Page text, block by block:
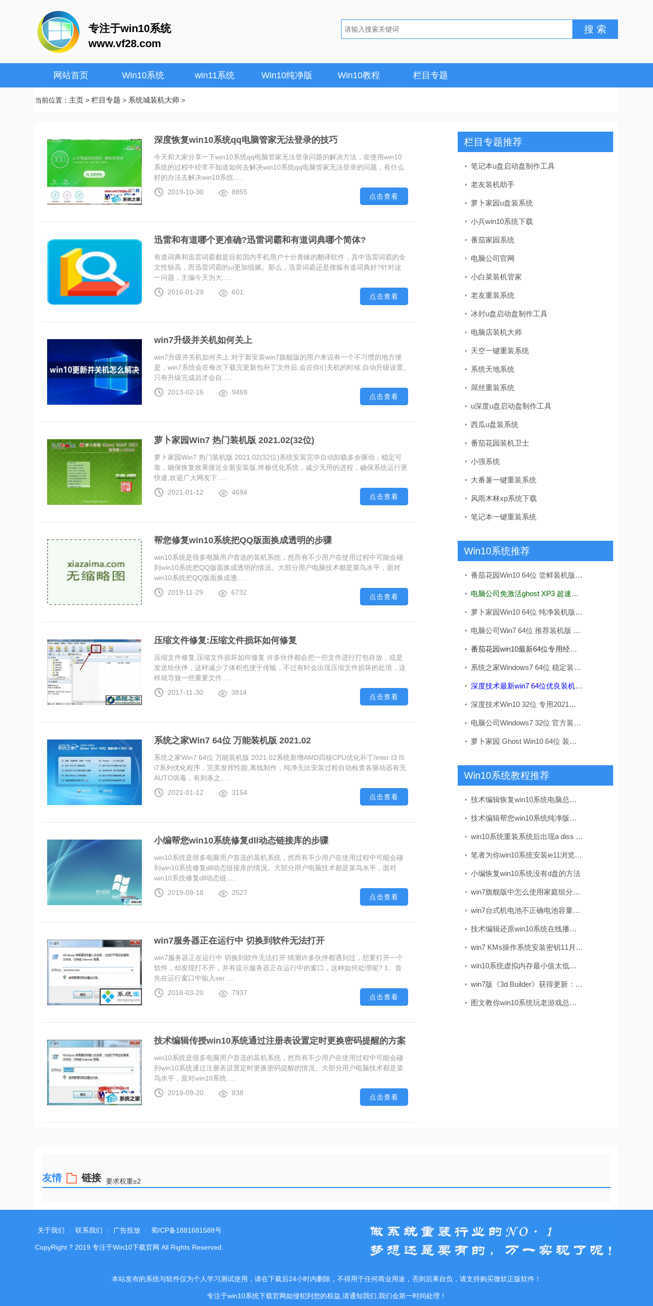
专注于win10系统
www.vf28.com
网站首页 Win10系统 win11系统 Win10纯净版 Win10教程 栏目专题
当前位置： 主页 > 栏目专题 > 系统城装机大师 >
深度恢复win10系统qq电脑管家无法登录的技巧
今天和大家分享一下win10系统qq电脑管家无法登录问题的解决方法，在使用win10
系统的过程中经常不知道如何去解决win10系统qq电脑管家无法登录的问题，有什么
好的办法去解决win10系统.....
2019-10-30
8855
点击查看
迅雷和有道哪个更准确?迅雷词霸和有道词典哪个简体?
有道词典和迅雷词霸都是目前国内手机用户十分青睐的翻译软件，其中迅雷词霸的全
文性较高，而迅雷词霸的ui更加细腻。那么，迅雷词霸还是搜狐有道词典好?针对这
一问题，主编今天为大.....
2016-01-29
601
点击查看
win7升级并关机如何关上
win7升级并关机如何关上 对于新安装win7旗舰版的用户来说有一个不习惯的地方便
是，win7系统会在每次下载完更新包补丁文件后,会在你们关机的时候,自动升级设置,
只有升级完成后才会自.....
2013-02-16
9469
点击查看
萝卜家园Win7 热门装机版 2021.02(32位)
萝卜家园Win7 热门装机版 2021.02(32位)系统安装完毕自动卸载多余驱动，稳定可
靠，确保恢复效果接近全新安装版,终极优化系统，减少无用的进程，确保系统运行更
快速,欢迎广大网友下.....
2021-01-12
4694
点击查看
帮您修复win10系统把QQ版面换成透明的步骤
win10系统是很多电脑用户首选的装机系统，然而有不少用户在使用过程中可能会碰
到win10系统把QQ版面换成透明的情况。大部分用户电脑技术都是菜鸟水平，面对
win10系统把QQ版面换成透.....
2019-11-29
6732
点击查看
压缩文件修复:压缩文件损坏如何修复
压缩文件修复:压缩文件损坏如何修复 许多伙伴都会把一些文件进行打包存放，或是
发送给伙伴，这样减少了体积也便于传输，不过有时会出现压缩文件损坏的处境，这
样就导致一些重要文件.....
2017-11-30
3814
点击查看
系统之家Win7 64位 万能装机版 2021.02
系统之家Win7 64位 万能装机版 2021.02系统新增AMD四核CPU优化补丁/inter I3 I5
i7系列优化程序，完美发挥性能,离线制作，纯净无比安装过程自动检查各驱动器有无
AUTO病毒，有则杀之.....
2021-01-12
3154
点击查看
小编帮您win10系统修复dll动态链接库的步骤
win10系统是很多电脑用户首选的装机系统，然而有不少用户在使用过程中可能会碰
到win10系统修复dll动态链接库的情况。大部分用户电脑技术都是菜鸟水平，面对
win10系统修复dll动态链.....
2019-09-18
2527
点击查看
win7服务器正在运行中 切换到软件无法打开
win7服务器正在运行中 切换到软件无法打开 猜测许多伙伴都遇到过，想要打开一个
软件，却发现打不开，并有提示服务器正在运行中的窗口，这种如何处理呢? 1、首
先在运行窗口中输入ser.....
2018-03-20
7937
点击查看
技术编辑传授win10系统通过注册表设置定时更换密码提醒的方案
win10系统是很多电脑用户首选的装机系统，然而有不少用户在使用过程中可能会碰
到win10系统通过注册表设置定时更换密码提醒的情况。大部分用户电脑技术都是菜
鸟水平，面对win10系统.....
2019-09-20
838
点击查看
栏目专题推荐
笔记本u盘启动盘制作工具
老友装机助手
萝卜家园u盘装系统
小兵win10系统下载
番茄家园系统
电脑公司官网
小白菜装机管家
老友重装系统
冰封u盘启动盘制作工具
电脑店装机大师
天空一键重装系统
系统天地系统
屌丝重装系统
u深度u盘启动盘制作工具
西瓜u盘装系统
番茄花园装机卫士
小强系统
大番薯一键重装系统
风雨木林xp系统下载
笔记本一键重装系统
Win10系统推荐
番茄花园Win10 64位 尝鲜装机版 2019.11
电脑公司免激活ghost XP3 超速精品版v2022
萝卜家园Win10 64位 纯净装机版 v2020.05
电脑公司Win7 64位 推荐装机版 2020.12
番茄花园win10最新64位专用经典版v2026.08
系统之家Windows7 64位 稳定装机版 2020.09
深度技术最新win7 64位优良装机版v2026.08
深度技术Win10 32位 专用2021五一装机版
电脑公司Windows7 32位 官方装机版 2020.08
萝卜家园 Ghost Win10 64位 装机版 v2019.08
Win10系统教程推荐
技术编辑恢复win10系统电脑总是关不了机的解决办法
技术编辑帮您win10系统纯净版打开log文件之后出现乱码的方法
win10系统重装系统后出现a diss read error occurred的处理教程
笔者为你win10系统安装ie11浏览器的步骤
小编恢复win10系统没有d盘的方法
win7旗舰版中怎么使用家庭组分享文件（不建议使用）
win7台式机电池不正确电池容量在哪儿看?电池健康状况的查看办法
技术编辑还原win10系统在线播放视频有马赛克的问题
win7 KMs操作系统安装密钥11月实时升级kms如何激活win7(图解)
win10系统虚拟内存最小值太低的处理步骤
win7版《3d Builder》获得更新：加入了导入网络摄像头图像的办法
图文教你win10系统玩老游戏总是会花屏的步骤
友情 链接 要求权重≥2
关于我们 联系我们 广告投放 蜀ICP备1881681588号
CopyRight ? 2019 专注于Win10下载官网 All Rights Reserved.
本站发布的系统与软件仅为个人学习测试使用，请在下载后24小时内删除，不得用于任何商业用途，否则后果自负，请支持购买微软正版软件！
专注于win10系统下载官网如侵犯到您的权益,请通知我们,我们会第一时间处理！